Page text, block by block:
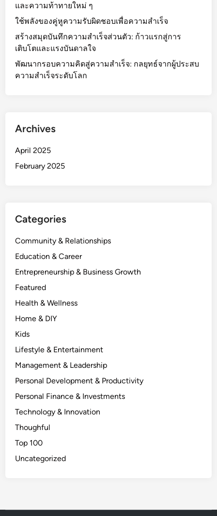
และความท้าทายใหม่ ๆ
ใช้พลังของคู่หูความรับผิดชอบเพื่อความสำเร็จ
สร้างสมุดบันทึกความสำเร็จส่วนตัว: ก้าวแรกสู่การ
เติบโตและแรงบันดาลใจ
พัฒนากรอบความคิดสู่ความสำเร็จ: กลยุทธ์จากผู้ประสบ
ความสำเร็จระดับโลก
Archives
April 2025
February 2025
Categories
Community & Relationships
Education & Career
Entrepreneurship & Business Growth
Featured
Health & Wellness
Home & DIY
Kids
Lifestyle & Entertainment
Management & Leadership
Personal Development & Productivity
Personal Finance & Investments
Technology & Innovation
Thoughful
Top 100
Uncategorized